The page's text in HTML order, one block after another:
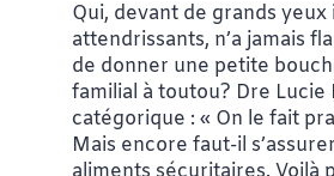
Qui, devant de grands
attendrissants, n’a jamais
de donner une petite
familial à toutou? Dre Lucie
catégorique : « On le fait
Mais encore faut-il